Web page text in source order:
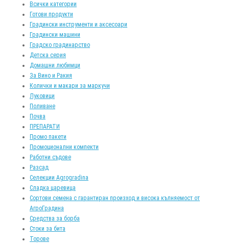
Всички категории
Готови продукти
Градински инструменти и аксесоари
Градински машини
Градско градинарство
Детска серия
Домашни любимци
За Вино и Ракия
Колички и макари за маркучи
Луковици
Поливане
Почва
ПРЕПАРАТИ
Промо пакети
Промоционални компекти
Работни съдове
Разсад
Селекции Agrogradina
Сладка царевица
Сортови семена с гарантиран произход и висока кълняемост от
АгроГрадина
Средства за борба
Стоки за бита
Торове